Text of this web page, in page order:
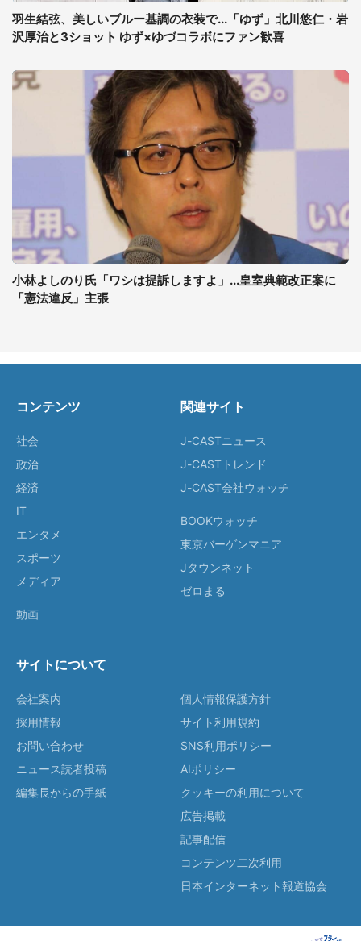
羽生結弦、美しいブルー基調の衣装で...「ゆず」北川悠仁・岩
沢厚治と3ショット ゆず×ゆづコラボにファン歓喜
小林よしのり氏「ワシは提訴しますよ」...皇室典範改正案に
「憲法違反」主張
コンテンツ
社会
政治
経済
IT
エンタメ
スポーツ
メディア
動画
関連サイト
J-CASTニュース
J-CASTトレンド
J-CAST会社ウォッチ
BOOKウォッチ
東京バーゲンマニア
Jタウンネット
ゼロまる
サイトについて
会社案内
採用情報
お問い合わせ
ニュース読者投稿
編集長からの手紙
個人情報保護方針
サイト利用規約
SNS利用ポリシー
AIポリシー
クッキーの利用について
広告掲載
記事配信
コンテンツ二次利用
日本インターネット報道協会